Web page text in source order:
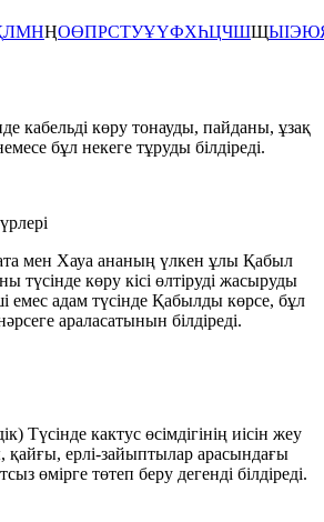
ЛМНҢОӨПРСТУҰҮФХҺЦЧШЩЫІЭЮ
кабельді көру тонауды, пайданы, ұзақ
бұл некеге тұруды білдіреді.
мен Хауа ананың үлкен ұлы Қабыл
түсінде көру кісі өлтіруді жасыруды
емес адам түсінде Қабылды көрсе, бұл
араласатынын білдіреді.
Түсінде кактус өсімдігінің иісін жеу
қайғы, ерлі-зайыптылар арасындағы
өмірге төтеп беру дегенді білдіреді.